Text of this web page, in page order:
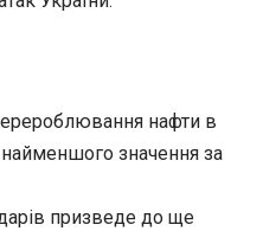
нафти в
найменшого значення за
призведе до ще